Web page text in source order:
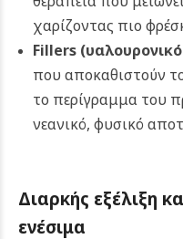
χαρίζοντας πιο
Fillers
που αποκαθιστούν
το περίγραμμα του
νεανικό, φυσικό
Διαρκής εξέλιξη
ενέσιμα